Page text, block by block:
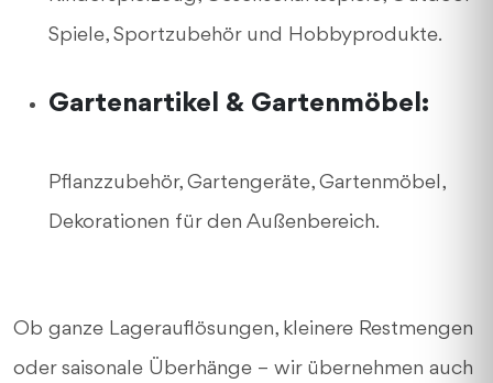
Spiele, Sportzubehör und Hobbyprodukte.
Gartenartikel & Gartenmöbel:
Pflanzzubehör, Gartengeräte, Gartenmöbel,
Dekorationen für den Außenbereich.
Ob ganze Lagerauflösungen, kleinere Restmengen
oder saisonale Überhänge – wir übernehmen auch